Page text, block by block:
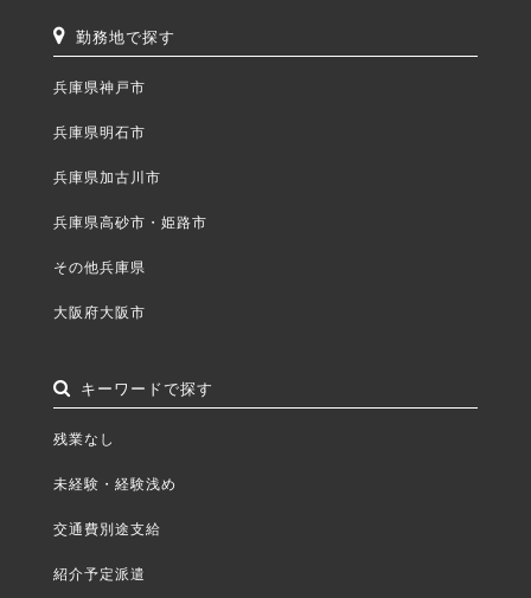
勤務地で探す
兵庫県神戸市
兵庫県明石市
兵庫県加古川市
兵庫県高砂市・姫路市
その他兵庫県
大阪府大阪市
キーワードで探す
残業なし
未経験・経験浅め
交通費別途支給
紹介予定派遣